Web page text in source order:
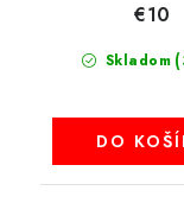
Skladom
€10
DO